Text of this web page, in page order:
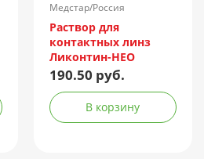
Медстар/Россия
Раствор для
контактных линз
Ликонтин-НЕО
Мульти 60мл
190.50 руб.
В корзину